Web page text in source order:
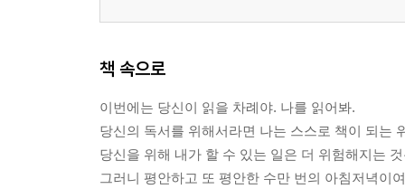
책 속으로
이번에는 당신이 읽을 차례야. 나를 읽어봐.
당신의 독서를 위해서라면 나는 스스로 책이 되는
당신을 위해 내가 할 수 있는 일은 더 위험해지는
그러니 평안하고 또 평안한 수만 번의 아침저녁이